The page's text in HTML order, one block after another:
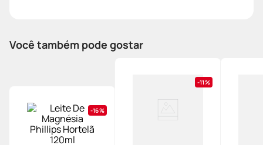
Você também pode gostar
16%
11%